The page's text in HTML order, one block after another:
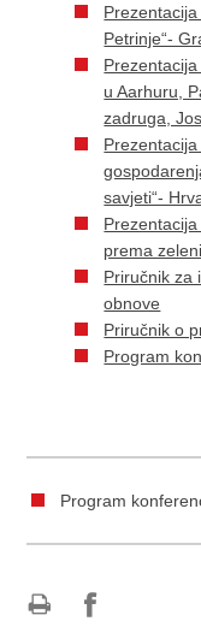
Petrinje“-
u Aarhuru,
zadruga,
savjeti“-
prema
Priručnik za
obnove
Priručnik o
Program
Program